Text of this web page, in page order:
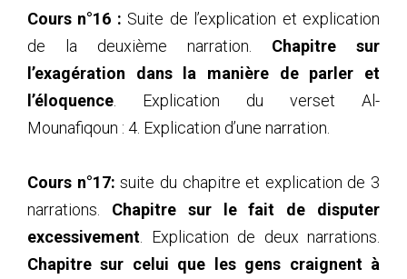
Cours n°16 : Suite de l’explication et explication
de la deuxième narration. Chapitre sur
l’exagération dans la manière de parler et
l’éloquence . Explication du verset Al-
Mounafiqoun : 4. Explication d’une narration.
Cours n°17: suite du chapitre et explication de 3
narrations. Chapitre sur le fait de disputer
excessivement . Explication de deux narrations.
Chapitre sur celui que les gens craignent à